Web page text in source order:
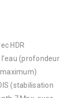
HDR
(profondeur
(stabilisation